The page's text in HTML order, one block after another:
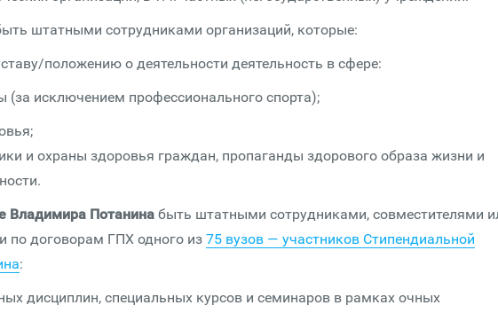
штатными сотрудниками организаций, которые:
положению о деятельности деятельность в сфере:
(за исключением профессионального спорта);
и охраны здоровья граждан, пропаганды здорового образа жизни и
Владимира Потанина быть штатными сотрудниками, совместителями
по договорам ГПХ одного из 75 вузов — участников Стипендиальной
:
дисциплин, специальных курсов и семинаров в рамках очных